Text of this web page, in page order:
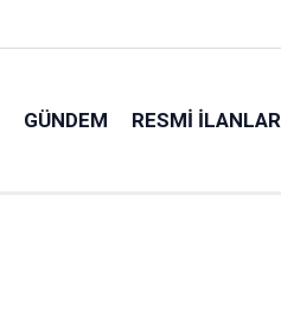
GÜNDEM RESMI İLANLAR